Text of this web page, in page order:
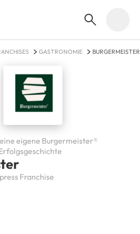
GASTRONOMIE BURGERMEISTER
Franchise
eigene Burgermeister®